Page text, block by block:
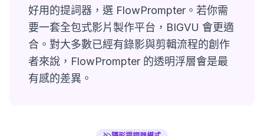
好用的提詞器，選 FlowPrompter。若你需
要一套全包式影片製作平台，BIGVU 會更適
合。對大多數已經有錄影與剪輯流程的創作
者來說，FlowPrompter 的透明浮層會是最
有感的差異。